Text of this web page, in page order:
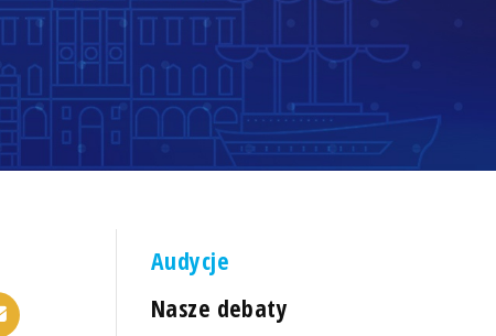
Audycje
Nasze debaty